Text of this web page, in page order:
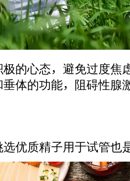
的心态，避免过度焦
体的功能，阻碍性腺
优质精子用于试管也